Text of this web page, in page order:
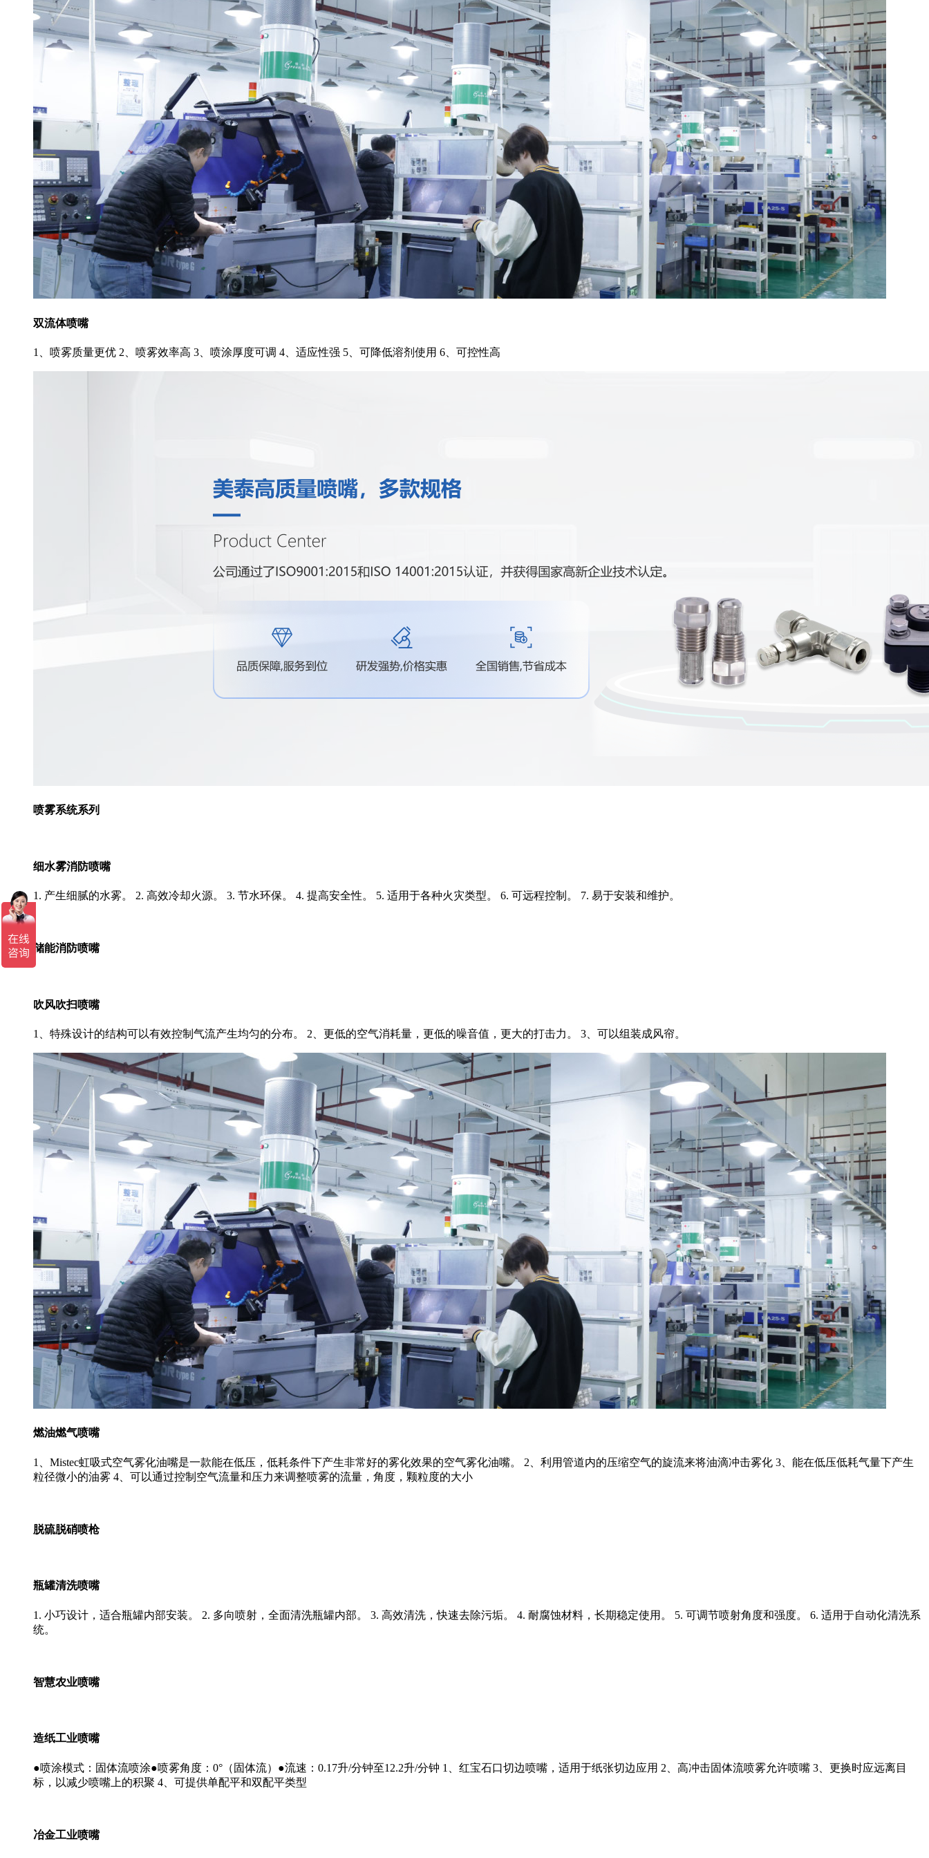
双流体喷嘴
1、喷雾质量更优 2、喷雾效率高 3、喷涂厚度可调 4、适应性强 5、可降低溶剂使用 6、可控性高
喷雾系统系列
细水雾消防喷嘴
1. 产生细腻的水雾。 2. 高效冷却火源。 3. 节水环保。 4. 提高安全性。 5. 适用于各种火灾类型。 6. 可远程控制。 7. 易于安装和维护。
储能消防喷嘴
吹风吹扫喷嘴
1、特殊设计的结构可以有效控制气流产生均匀的分布。 2、更低的空气消耗量，更低的噪音值，更大的打击力。 3、可以组装成风帘。
燃油燃气喷嘴
1、Mistec虹吸式空气雾化油嘴是一款能在低压，低耗条件下产生非常好的雾化效果的空气雾化油嘴。 2、利用管道内的压缩空气的旋流来将油滴冲击雾化 3、能在低压低耗气量下产生
粒径微小的油雾 4、可以通过控制空气流量和压力来调整喷雾的流量，角度，颗粒度的大小
脱硫脱硝喷枪
瓶罐清洗喷嘴
1. 小巧设计，适合瓶罐内部安装。 2. 多向喷射，全面清洗瓶罐内部。 3. 高效清洗，快速去除污垢。 4. 耐腐蚀材料，长期稳定使用。 5. 可调节喷射角度和强度。 6. 适用于自动化清洗系
统。
智慧农业喷嘴
造纸工业喷嘴
●喷涂模式：固体流喷涂●喷雾角度：0°（固体流）●流速：0.17升/分钟至12.2升/分钟 1、红宝石口切边喷嘴，适用于纸张切边应用 2、高冲击固体流喷雾允许喷嘴 3、更换时应远离目
标，以减少喷嘴上的积聚 4、可提供单配平和双配平类型
冶金工业喷嘴